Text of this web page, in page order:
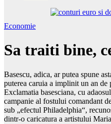
Economie
Sa traiti bine,
Basescu, adica, ar putea spune
puterea caruia a implinit un an
Exclamatia basesciana, cu
campanie al fostului comandant
sub „efectul Philadelphia“,
dintr-o caricatura a artistului